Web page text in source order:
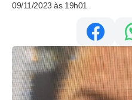
09/11/2023 às 19h01